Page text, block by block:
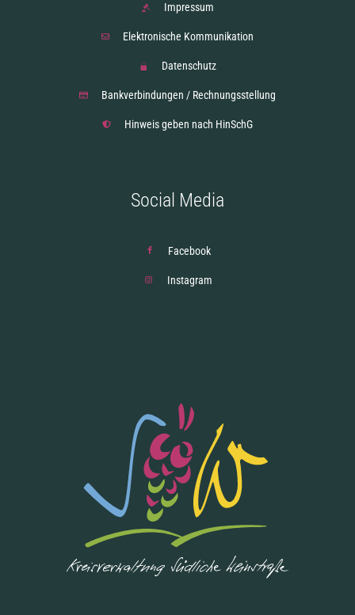
Impressum
Elektronische Kommunikation
Datenschutz
Bankverbindungen / Rechnungsstellung
Hinweis geben nach HinSchG
Social Media
Facebook
Instagram